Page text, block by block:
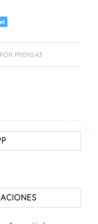
POR PRENSA3